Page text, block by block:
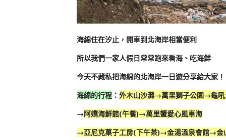
海綿住在汐止，開車到北海岸相當便利
所以我們一家人假日常常跑來看海、吃海鮮
今天不藏私把海綿的北海岸一日遊分享給大家！
海綿的行程 ： 外木山沙灘→萬里獅子公園→龜吼
→阿嬌海鮮館(午餐)→萬里蟹愛心風車海
→亞尼克菓子工房(下午茶)→金湯溫泉會館→金